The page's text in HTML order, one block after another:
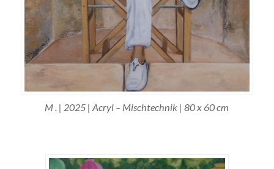
M . | 2025 | Acryl – Mischtechnik | 80 x 60 cm